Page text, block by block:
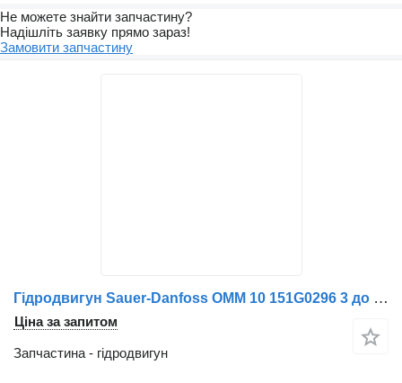
Не можете знайти запчастину?
Надішліть заявку прямо зараз!
Замовити запчастину
Гідродвигун Sauer-Danfoss OMM 10 151G0296 3 до прибиральної машини Schmidt
Ціна за запитом
Запчастина - гідродвигун